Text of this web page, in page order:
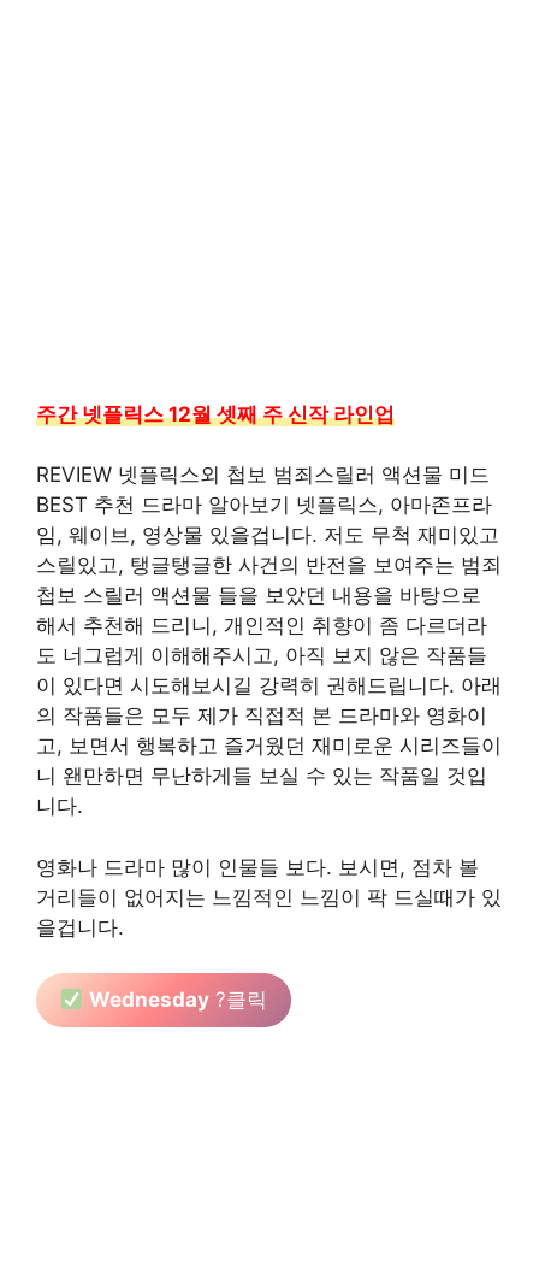
주간 넷플릭스 12월 셋째 주 신작 라인업
REVIEW 넷플릭스외 첩보 범죄스릴러 액션물 미드
BEST 추천 드라마 알아보기 넷플릭스, 아마존프라
임, 웨이브, 영상물 있을겁니다. 저도 무척 재미있고
스릴있고, 탱글탱글한 사건의 반전을 보여주는 범죄
첩보 스릴러 액션물 들을 보았던 내용을 바탕으로
해서 추천해 드리니, 개인적인 취향이 좀 다르더라
도 너그럽게 이해해주시고, 아직 보지 않은 작품들
이 있다면 시도해보시길 강력히 권해드립니다. 아래
의 작품들은 모두 제가 직접적 본 드라마와 영화이
고, 보면서 행복하고 즐거웠던 재미로운 시리즈들이
니 왠만하면 무난하게들 보실 수 있는 작품일 것입
니다.
영화나 드라마 많이 인물들 보다. 보시면, 점차 볼
거리들이 없어지는 느낌적인 느낌이 팍 드실때가 있
을겁니다.
Wednesday ?클릭